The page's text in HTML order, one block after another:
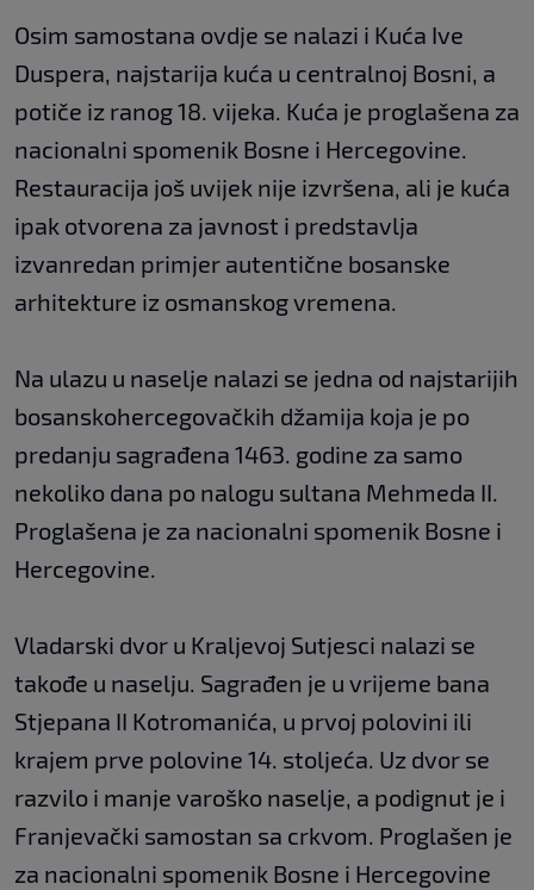
Osim samostana ovdje se nalazi i Kuća Ive
Duspera, najstarija kuća u centralnoj Bosni, a
potiče iz ranog 18. vijeka. Kuća je proglašena za
nacionalni spomenik Bosne i Hercegovine.
Restauracija još uvijek nije izvršena, ali je kuća
ipak otvorena za javnost i predstavlja
izvanredan primjer autentične bosanske
arhitekture iz osmanskog vremena.
Na ulazu u naselje nalazi se jedna od najstarijih
bosanskohercegovačkih džamija koja je po
predanju sagrađena 1463. godine za samo
nekoliko dana po nalogu sultana Mehmeda II.
Proglašena je za nacionalni spomenik Bosne i
Hercegovine.
Vladarski dvor u Kraljevoj Sutjesci nalazi se
takođe u naselju. Sagrađen je u vrijeme bana
Stjepana II Kotromanića, u prvoj polovini ili
krajem prve polovine 14. stoljeća. Uz dvor se
razvilo i manje varoško naselje, a podignut je i
Franjevački samostan sa crkvom. Proglašen je
za nacionalni spomenik Bosne i Hercegovine